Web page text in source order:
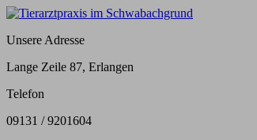
Unsere Adresse
Lange Zeile 87, Erlangen
Telefon
09131 / 9201604